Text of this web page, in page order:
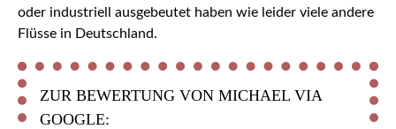
oder industriell ausgebeutet haben wie leider viele andere
Flüsse in Deutschland.
ZUR BEWERTUNG VON MICHAEL VIA
GOOGLE: